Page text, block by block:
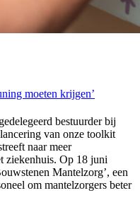
moeten krijgen’
bestuurder bij
van onze toolkit
naar meer
ziekenhuis. Op 18 juni
Mantelzorg’, een
om mantelzorgers beter